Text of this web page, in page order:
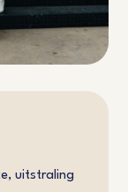
uitstraling